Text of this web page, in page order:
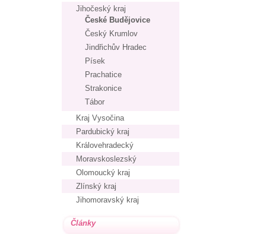
Jihočeský kraj
České Budějovice
Český Krumlov
Jindřichův Hradec
Písek
Prachatice
Strakonice
Tábor
Kraj Vysočina
Pardubický kraj
Královehradecký
Moravskoslezský
Olomoucký kraj
Zlínský kraj
Jihomoravský kraj
Články